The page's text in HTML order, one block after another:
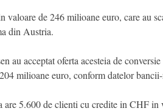
de 246 milioane euro, care au
din Austria.
au acceptat oferta acesteia de
milioane euro, conform datelor
5.600 de clienti cu credite in CHF